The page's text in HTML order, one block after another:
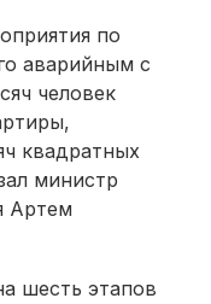
по
аварийным с
человек
квадратных
министр
Артем
шесть этапов